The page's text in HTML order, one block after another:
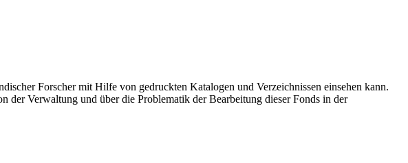
Forscher mit Hilfe von gedruckten Katalogen und Verzeichnissen einsehen kann.
Verwaltung und über die Problematik der Bearbeitung dieser Fonds in der